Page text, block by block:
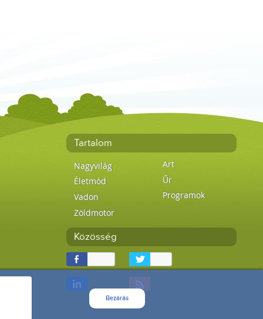
Bezárás
Tartalom
Nagyvilág
Életmód
Vadon
Zöldmotor
Art
Űr
Programok
Közösség